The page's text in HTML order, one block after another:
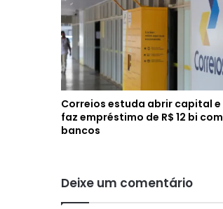
Correios estuda abrir capital e
faz empréstimo de R$ 12 bi com
bancos
Deixe um comentário